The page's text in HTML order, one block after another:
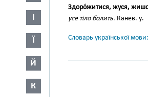
І
Ї
Й
К
Здоро́житися, жуся,
усе тіло болить. Канев. у.
Словарь української